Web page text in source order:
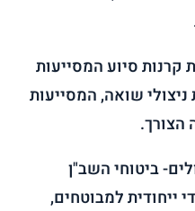
קרנות סיוע המסייעות
ניצולי שואה, המסייעות
הצורך.
ביטוחי השב"ן
ייחודית למבוטחים,